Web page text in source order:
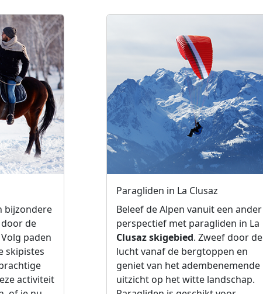
bijzondere
de
paden
skipistes
activiteit
Paragliden in La Clusaz
Beleef de Alpen vanuit een ander
perspectief met paragliden in La
Clusaz skigebied. Zweef door de
lucht vanaf de bergtoppen en
geniet van het adembenemende
uitzicht op het witte landschap.